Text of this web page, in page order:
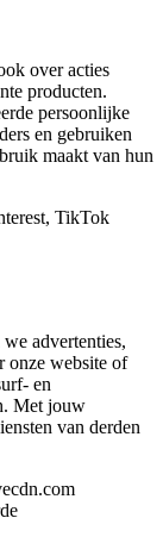
over acties
producten.
persoonlijke
en gebruiken
maakt van hun
TikTok
advertenties,
onze website of
en
Met jouw
van derden